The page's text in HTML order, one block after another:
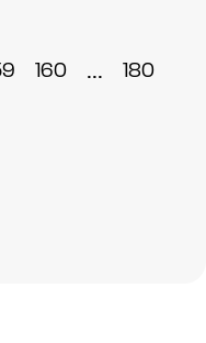
160 ... 180